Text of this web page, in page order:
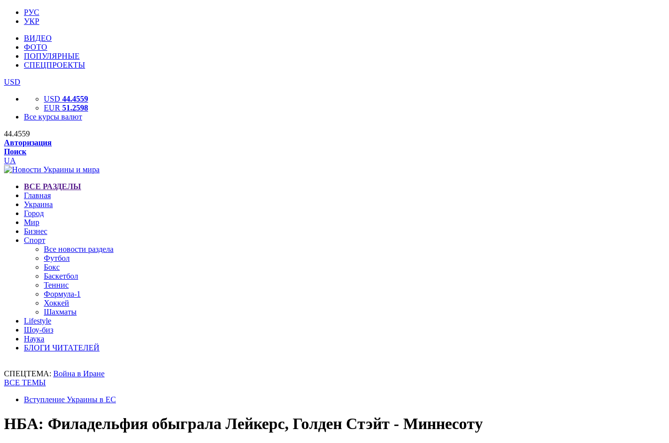
РУС
УКР
ВИДЕО
ФОТО
ПОПУЛЯРНЫЕ
СПЕЦПРОЕКТЫ
USD
USD 44.4559
EUR 51.2598
Все курсы валют
44.4559
Авторизация
Поиск
UA
ВСЕ РАЗДЕЛЫ
Главная
Украина
Город
Мир
Бизнес
Спорт
Все новости раздела
Футбол
Бокс
Баскетбол
Теннис
Формула-1
Хоккей
Шахматы
Lifestyle
Шоу-биз
Наука
БЛОГИ ЧИТАТЕЛЕЙ
СПЕЦТЕМА: Война в Иране
ВСЕ ТЕМЫ
Вступление Украины в ЕС
НБА: Филадельфия обыграла Лейкерс, Голден Стэйт - Миннесоту